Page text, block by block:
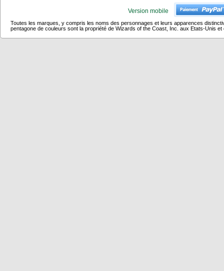
Version mobile
Toutes les marques, y compris les noms des personnages et leurs apparences
pentagone de couleurs sont la propriété de Wizards of the Coast, Inc. aux Etats-Unis